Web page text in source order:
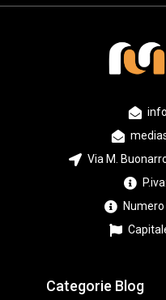
Via M.
Categorie Blog